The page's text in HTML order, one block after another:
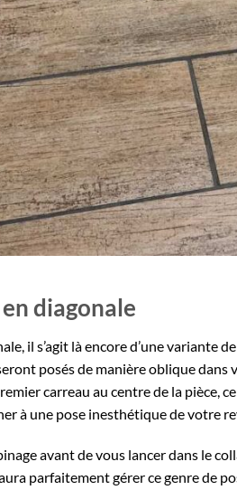
diagonale
il s’agit là encore d’une variante
posés de manière oblique
carreau au centre de la pièce,
à une pose inesthétique de votre
avant de vous lancer dans le
parfaitement gérer ce genre de